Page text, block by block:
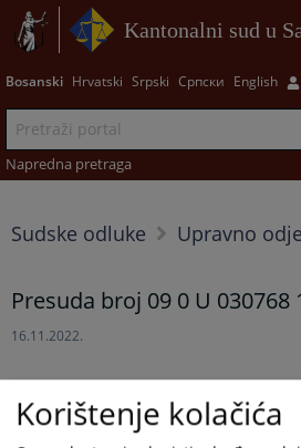
Kantonalni sud u
Bosanski Hrvatski Srpski Српски English
Napredna pretraga
Sudske odluke Upravno
Presuda broj 09 0 U 030768
16.11.2022.
Prikazana vijest je na: Bosanski
Prateći dokumenti
Korištenje kolačića